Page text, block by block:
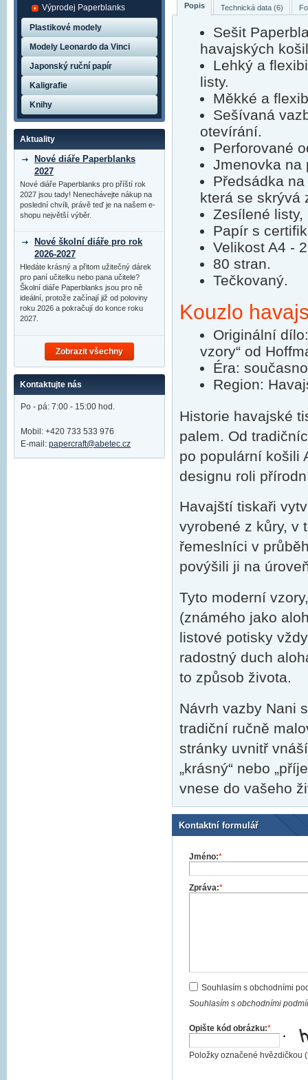
Popis Technická data (6)
Sešit
havajských
Lehký a
listy.
Měkké a
Sešívaná
otevírání.
Perforované
Jmenovka na
Předsádka
která se skrývá
Zesílené
Papír s
Velikost A4 -
80 stran.
Tečkovaný.
Kouzlo
Originální
vzory“ od
Éra:
Region:
Historie havajské
palem. Od
po populární košili
designu roli
Havajští tiskaři
vyrobené z kůry, v
řemeslníci v
povýšili ji na
Tyto moderní
(známého jako
listové potisky
radostný duch
to způsob života.
Návrh vazby Nani
tradiční ručně
stránky uvnitř
„krásný“ nebo
vnese do vašeho
Kontaktní formulář
Jméno:*
Zpráva:*
Souhlasím s obchodními
Souhlasím s obchodními
Opište kód obrázku:*
Položky označené hvězdičkou (
Výprodej Paperblanks
Plastikové modely
Modely Leonardo da Vinci
Japonský ruční papír
Kaligrafie
Knihy
Aktuality
Nové diáře Paperblanks
2027
Nové diáře Paperblanks pro příští rok
2027 jsou tady! Nenechávejte nákup na
poslední chvíli, právě teď je na našem e-
shopu největší výběr.
Nové školní diáře pro rok
2026-2027
Hledáte krásný a přitom užitečný dárek
pro paní učitelku nebo pana učitele?
Školní diáře Paperblanks jsou pro ně
ideální, protože začínají již od poloviny
roku 2026 a pokračují do konce roku
2027.
Zobrazit všechny
Kontaktujte nás
Po - pá: 7:00 - 15:00 hod.
Mobil: +420 733 533 976
E-mail: papercraft@abetec.cz